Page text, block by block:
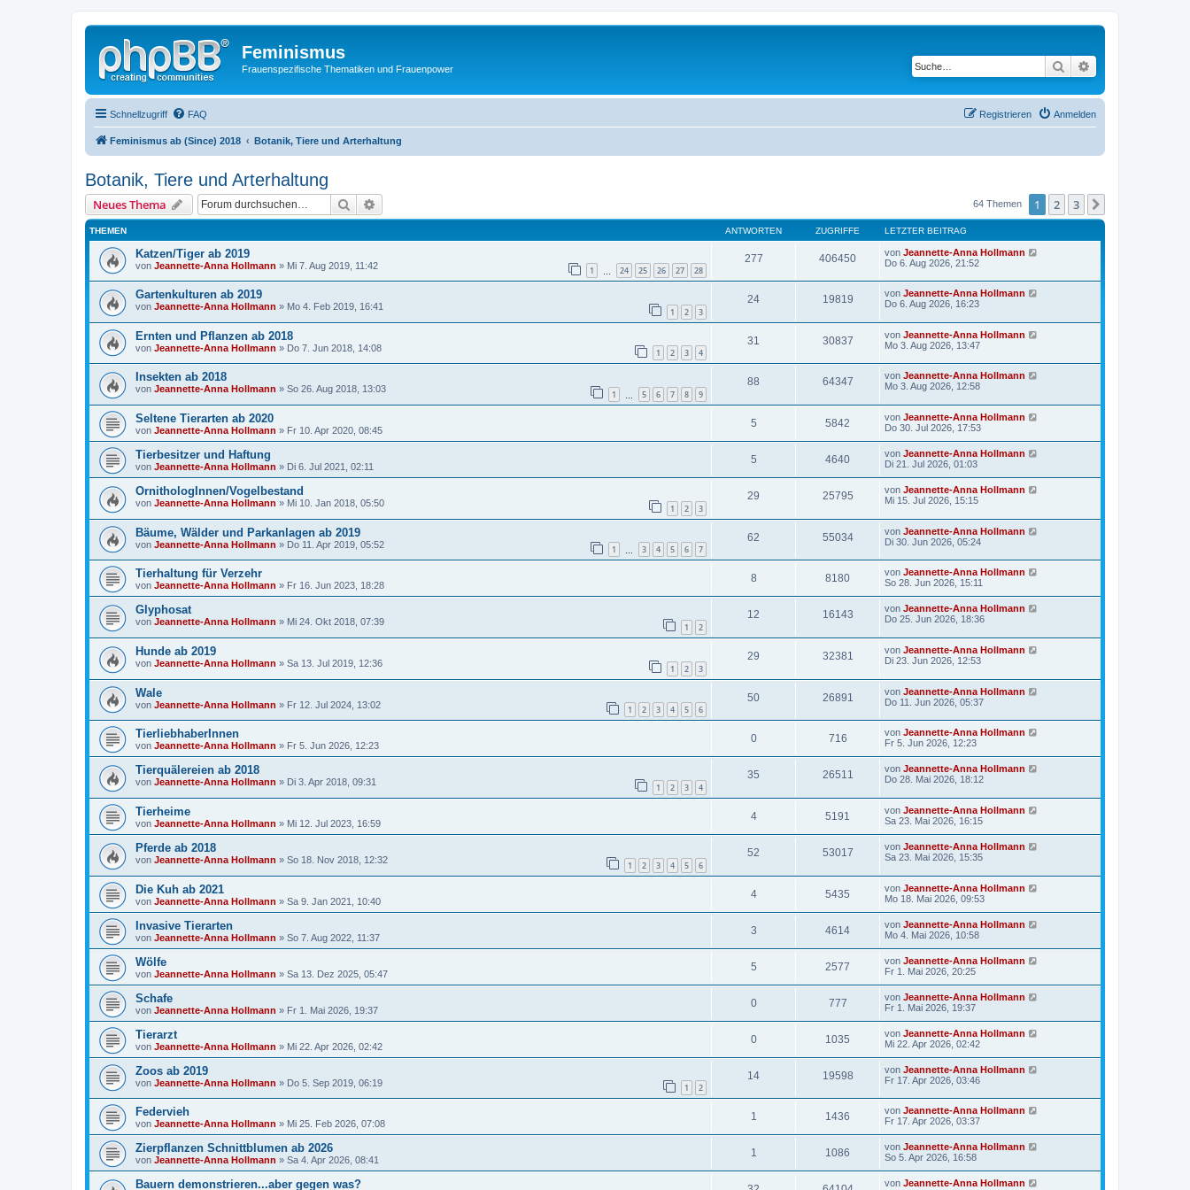
Feminismus
Frauenspezifische Thematiken und Frauenpower Suche
Schnellzugriff FAQ Anmelden
Registrieren
Feminismus ab (Since) 2018 Botanik, Tiere und Arterhaltung
Botanik, Tiere und Arterhaltung
Neues Thema Suche 64 Themen 1 2 3
THEMEN ANTWORTEN ZUGRIFFE LETZTER BEITRAG
Katzen/Tiger ab 2019
von Jeannette-Anna Hollmann » Mi 7. Aug 2019, 11:42 1 24 25 26 27 28
277 406450 von Jeannette-Anna Hollmann
Do 6. Aug 2026, 21:52
Gartenkulturen ab 2019
von Jeannette-Anna Hollmann » Mo 4. Feb 2019, 16:41 1 2 3
24 19819 von Jeannette-Anna Hollmann
Do 6. Aug 2026, 16:23
Ernten und Pflanzen ab 2018
von Jeannette-Anna Hollmann » Do 7. Jun 2018, 14:08 1 2 3 4
31 30837 von Jeannette-Anna Hollmann
Mo 3. Aug 2026, 13:47
Insekten ab 2018
von Jeannette-Anna Hollmann » So 26. Aug 2018, 13:03 1 5 6 7 8 9
88 64347 von Jeannette-Anna Hollmann
Mo 3. Aug 2026, 12:58
Seltene Tierarten ab 2020
von Jeannette-Anna Hollmann » Fr 10. Apr 2020, 08:45
5 5842 von Jeannette-Anna Hollmann
Do 30. Jul 2026, 17:53
Tierbesitzer und Haftung
von Jeannette-Anna Hollmann » Di 6. Jul 2021, 02:11
5 4640 von Jeannette-Anna Hollmann
Di 21. Jul 2026, 01:03
OrnithologInnen/Vogelbestand
von Jeannette-Anna Hollmann » Mi 10. Jan 2018, 05:50 1 2 3
29 25795 von Jeannette-Anna Hollmann
Mi 15. Jul 2026, 15:15
Bäume, Wälder und Parkanlagen ab 2019
von Jeannette-Anna Hollmann » Do 11. Apr 2019, 05:52 1 3 4 5 6 7
62 55034 von Jeannette-Anna Hollmann
Di 30. Jun 2026, 05:24
Tierhaltung für Verzehr
von Jeannette-Anna Hollmann » Fr 16. Jun 2023, 18:28
8 8180 von Jeannette-Anna Hollmann
So 28. Jun 2026, 15:11
Glyphosat
von Jeannette-Anna Hollmann » Mi 24. Okt 2018, 07:39 1 2
12 16143 von Jeannette-Anna Hollmann
Do 25. Jun 2026, 18:36
Hunde ab 2019
von Jeannette-Anna Hollmann » Sa 13. Jul 2019, 12:36 1 2 3
29 32381 von Jeannette-Anna Hollmann
Di 23. Jun 2026, 12:53
Wale
von Jeannette-Anna Hollmann » Fr 12. Jul 2024, 13:02 1 2 3 4 5 6
50 26891 von Jeannette-Anna Hollmann
Do 11. Jun 2026, 05:37
TierliebhaberInnen
von Jeannette-Anna Hollmann » Fr 5. Jun 2026, 12:23
0 716 von Jeannette-Anna Hollmann
Fr 5. Jun 2026, 12:23
Tierquälereien ab 2018
von Jeannette-Anna Hollmann » Di 3. Apr 2018, 09:31 1 2 3 4
35 26511 von Jeannette-Anna Hollmann
Do 28. Mai 2026, 18:12
Tierheime
von Jeannette-Anna Hollmann » Mi 12. Jul 2023, 16:59
4 5191 von Jeannette-Anna Hollmann
Sa 23. Mai 2026, 16:15
Pferde ab 2018
von Jeannette-Anna Hollmann » So 18. Nov 2018, 12:32 1 2 3 4 5 6
52 53017 von Jeannette-Anna Hollmann
Sa 23. Mai 2026, 15:35
Die Kuh ab 2021
von Jeannette-Anna Hollmann » Sa 9. Jan 2021, 10:40
4 5435 von Jeannette-Anna Hollmann
Mo 18. Mai 2026, 09:53
Invasive Tierarten
von Jeannette-Anna Hollmann » So 7. Aug 2022, 11:37
3 4614 von Jeannette-Anna Hollmann
Mo 4. Mai 2026, 10:58
Wölfe
von Jeannette-Anna Hollmann » Sa 13. Dez 2025, 05:47
5 2577 von Jeannette-Anna Hollmann
Fr 1. Mai 2026, 20:25
Schafe
von Jeannette-Anna Hollmann » Fr 1. Mai 2026, 19:37
0 777 von Jeannette-Anna Hollmann
Fr 1. Mai 2026, 19:37
Tierarzt
von Jeannette-Anna Hollmann » Mi 22. Apr 2026, 02:42
0 1035 von Jeannette-Anna Hollmann
Mi 22. Apr 2026, 02:42
Zoos ab 2019
von Jeannette-Anna Hollmann » Do 5. Sep 2019, 06:19 1 2
14 19598 von Jeannette-Anna Hollmann
Fr 17. Apr 2026, 03:46
Federvieh
von Jeannette-Anna Hollmann » Mi 25. Feb 2026, 07:08
1 1436 von Jeannette-Anna Hollmann
Fr 17. Apr 2026, 03:37
Zierpflanzen Schnittblumen ab 2026
von Jeannette-Anna Hollmann » Sa 4. Apr 2026, 08:41
1 1086 von Jeannette-Anna Hollmann
So 5. Apr 2026, 16:58
Bauern demonstrieren...aber gegen was? von Jeannette-Anna Hollmann